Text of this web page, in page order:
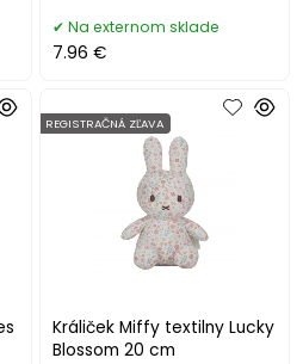
Na externom sklade
7.96 €
Králiček Miffy textilny Lucky
Blossom 20 cm
REGISTRAČNÁ ZĽAVA